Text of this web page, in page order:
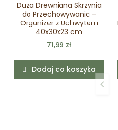
Duża Drewniana Skrzynia
do Przechowywania –
Organizer z Uchwytem
40x30x23 cm
71,99 zł
Dodaj do koszyka
keyboard_arrow_left